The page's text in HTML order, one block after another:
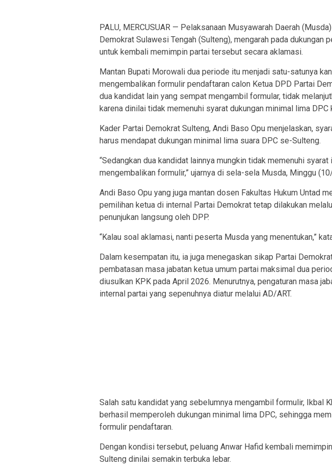
PALU, MERCUSUAR — Pelaksanaan Musyawarah Daerah
Demokrat Sulawesi Tengah (Sulteng), mengarah pada dukungan
untuk kembali memimpin partai tersebut secara aklamasi.
Mantan Bupati Morowali dua periode itu menjadi satu-satunya
mengembalikan formulir pendaftaran calon Ketua DPD Partai
dua kandidat lain yang sempat mengambil formular, tidak
karena dinilai tidak memenuhi syarat dukungan minimal lima DPC
Kader Partai Demokrat Sulteng, Andi Baso Opu menjelaskan,
harus mendapat dukungan minimal lima suara DPC se-Sulteng.
“Sedangkan dua kandidat lainnya mungkin tidak memenuhi
mengembalikan formulir,” ujarnya di sela-sela Musda, Minggu
Andi Baso Opu yang juga mantan dosen Fakultas Hukum Untad
pemilihan ketua di internal Partai Demokrat tetap dilakukan
penunjukan langsung oleh DPP.
“Kalau soal aklamasi, nanti peserta Musda yang menentukan,”
Dalam kesempatan itu, ia juga menegaskan sikap Partai
pembatasan masa jabatan ketua umum partai maksimal dua
diusulkan KPK pada April 2026. Menurutnya, pengaturan masa
internal partai yang sepenuhnya diatur melalui AD/ART.
Salah satu kandidat yang sebelumnya mengambil formulir, Ikbal
berhasil memperoleh dukungan minimal lima DPC, sehingga
formulir pendaftaran.
Dengan kondisi tersebut, peluang Anwar Hafid kembali
Sulteng dinilai semakin terbuka lebar.